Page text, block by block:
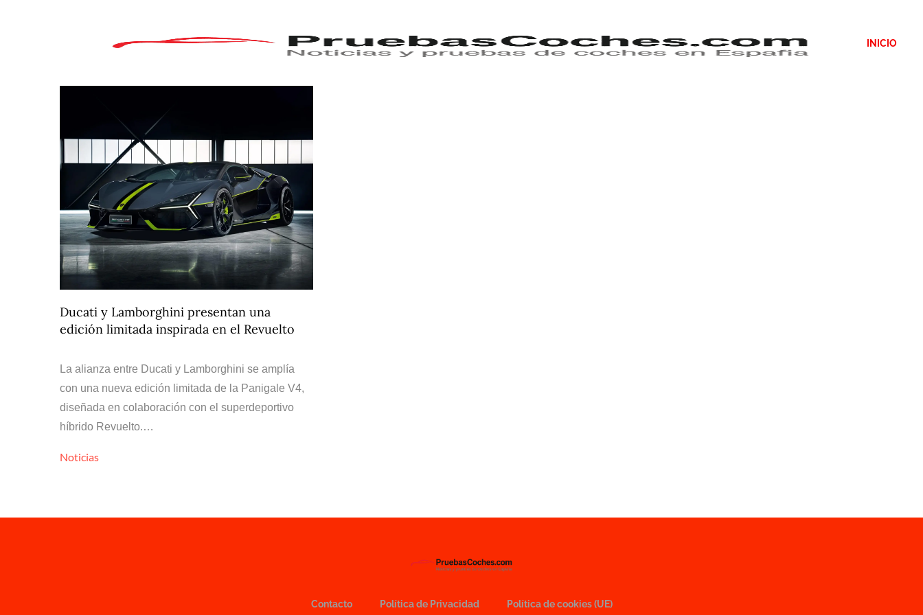
INICIO
Ducati y Lamborghini presentan una
edición limitada inspirada en el Revuelto
La alianza entre Ducati y Lamborghini se amplía
con una nueva edición limitada de la Panigale V4,
diseñada en colaboración con el superdeportivo
híbrido Revuelto.…
Noticias
Contacto Política de Privacidad Política de cookies (UE)